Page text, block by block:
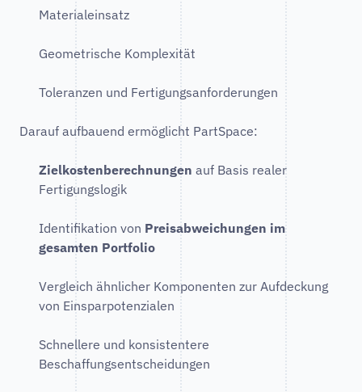
Materialeinsatz
Geometrische Komplexität
Toleranzen und Fertigungsanforderungen
Darauf aufbauend ermöglicht PartSpace:
Zielkostenberechnungen auf Basis realer
Fertigungslogik
Identifikation von Preisabweichungen im
gesamten Portfolio
Vergleich ähnlicher Komponenten zur Aufdeckung
von Einsparpotenzialen
Schnellere und konsistentere
Beschaffungsentscheidungen